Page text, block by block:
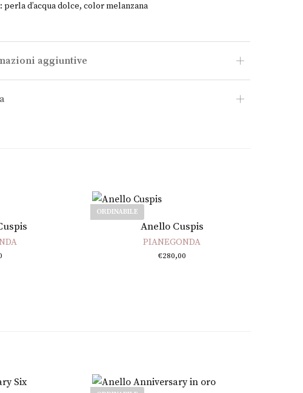
perla d’acqua dolce, color melanzana
aggiuntive
ORDINABILE
Scegli
Anello Cuspis
PIANEGONDA
€280,00